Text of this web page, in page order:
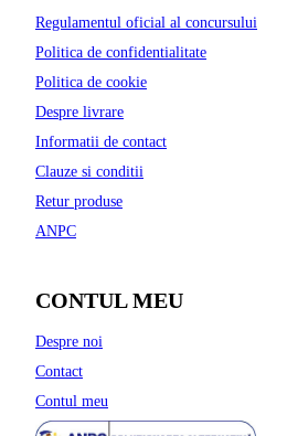
Regulamentul oficial al concursului
Politica de confidentialitate
Politica de cookie
Despre livrare
Informatii de contact
Clauze si conditii
Retur produse
ANPC
CONTUL MEU
Despre noi
Contact
Contul meu